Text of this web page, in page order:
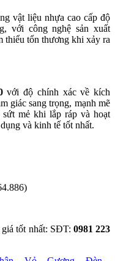
vật liệu nhựa cao cấp độ
với công nghệ sản xuất
thiểu tổn thương khi xảy ra
với độ chính xác về kích
giác sang trọng, mạnh mẽ
mẻ khi lắp ráp và hoạt
và kinh tế tốt nhất.
giá tốt nhất: SĐT: 0981 223